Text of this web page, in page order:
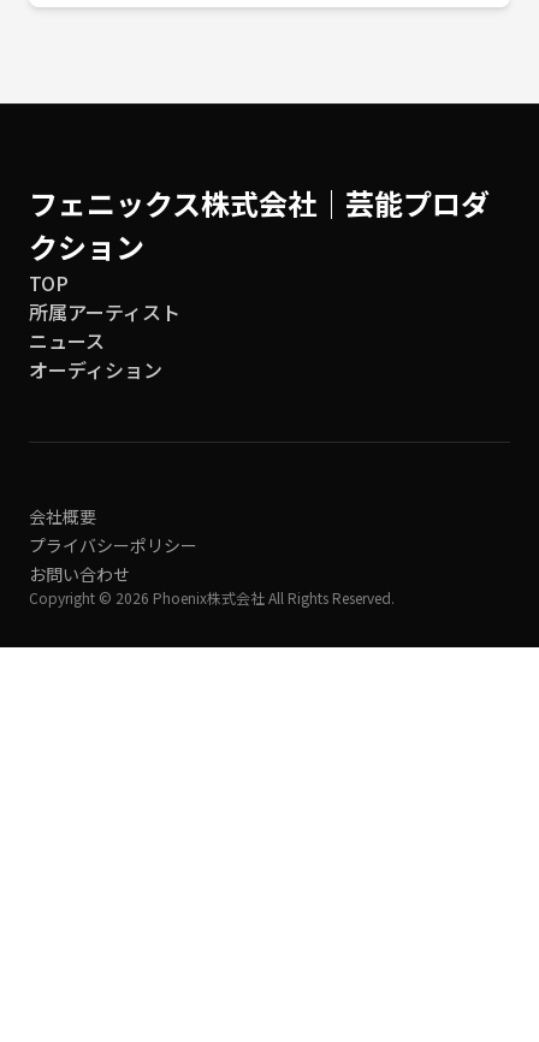
フェニックス株式会社│芸能プロダ
クション
TOP
所属アーティスト
ニュース
オーディション
会社概要
プライバシーポリシー
お問い合わせ
Copyright © 2026 Phoenix株式会社 All Rights Reserved.